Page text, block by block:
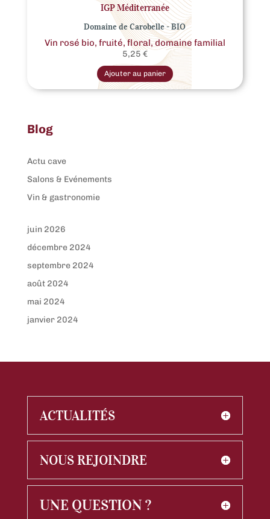
IGP Méditerranée
Domaine de Carobelle - BIO
Vin rosé bio, fruité, floral, domaine familial
5,25 €
Ajouter au panier
Ce
produit
a
plusieurs
Blog
Actu cave
Salons & Evénements
Vin & gastronomie
juin 2026
décembre 2024
septembre 2024
août 2024
mai 2024
janvier 2024
ACTUALITÉS
NOUS REJOINDRE
UNE QUESTION ?